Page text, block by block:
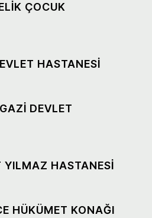
ÇOCUK
HASTANESİ
DEVLET
YILMAZ HASTANESİ
HÜKÜMET KONAĞI